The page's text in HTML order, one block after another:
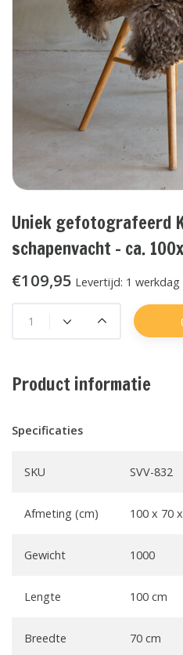
Uniek gefotografeerd
schapenvacht - ca.
€109,95 Levertijd: 1 werkdag
Product informatie
Specificaties
SKU SVV-832
Afmeting (cm) 100 x 70
Gewicht 1000
Lengte 100 cm
Breedte 70 cm